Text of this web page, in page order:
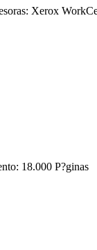
Xerox
18.000 P?ginas